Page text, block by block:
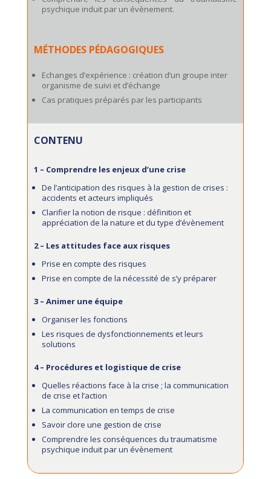
psychique induit par un évènement.
MÉTHODES PÉDAGOGIQUES
Echanges d’expérience : création d’un groupe inter
organisme de suivi et d’échange
Cas pratiques préparés par les participants
CONTENU
1 – Comprendre les enjeux d’une crise
De l’anticipation des risques à la gestion de crises :
accidents et acteurs impliqués
Clarifier la notion de risque : définition et
appréciation de la nature et du type d’évènement
2 – Les attitudes face aux risques
Prise en compte des risques
Prise en compte de la nécessité de s’y préparer
3 – Animer une équipe
Organiser les fonctions
Les risques de dysfonctionnements et leurs
solutions
4 – Procédures et logistique de crise
Quelles réactions face à la crise ; la communication
de crise et l’action
La communication en temps de crise
Savoir clore une gestion de crise
Comprendre les conséquences du traumatisme
psychique induit par un évènement